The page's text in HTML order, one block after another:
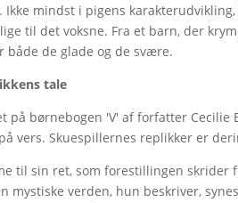
mindst i pigens
til det voksne. Fra et barn, der
både de glade og de svære.
tale
på børnebogen 'V' af forfatter Cecilie
vers. Skuespillernes replikker er
til sin ret, som forestillingen skrider
mystiske verden, hun beskriver,